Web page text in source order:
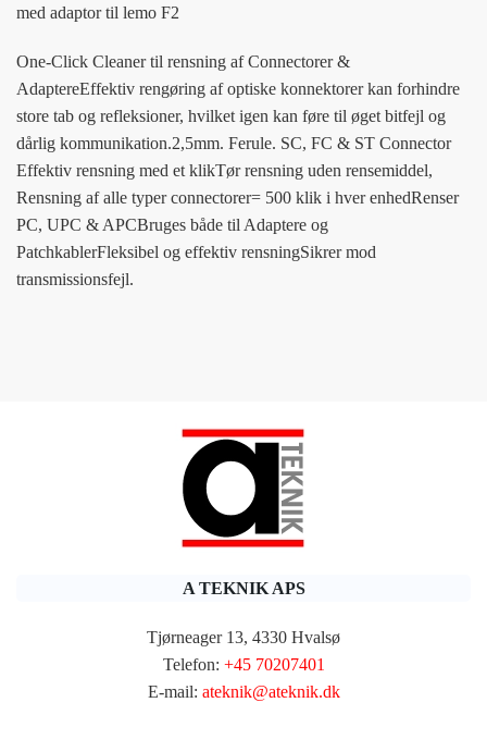
med adaptor til lemo F2
One-Click Cleaner til rensning af Connectorer &
AdaptereEffektiv rengøring af optiske konnektorer kan forhindre
store tab og refleksioner, hvilket igen kan føre til øget bitfejl og
dårlig kommunikation.2,5mm. Ferule. SC, FC & ST Connector
Effektiv rensning med et klikTør rensning uden rensemiddel,
Rensning af alle typer connectorer= 500 klik i hver enhedRenser
PC, UPC & APCBruges både til Adaptere og
PatchkablerFleksibel og effektiv rensningSikrer mod
transmissionsfejl.
A TEKNIK APS
Tjørneager 13, 4330 Hvalsø
Telefon: +45 70207401
E-mail: ateknik@ateknik.dk